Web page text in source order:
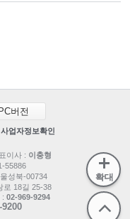
확대
PC버전
사업자정보확인
사 : 이충형
55886
성북-00734
로 18길 25-38
02-969-9294
9200